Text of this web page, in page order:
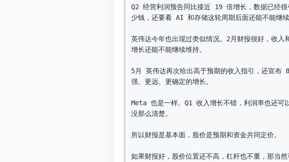
Q2 经营利润预告同比接近 19 倍增长，数据已经
少钱，还要看 AI 和存储这轮周期后面还能不能继续
英伟达今年也出现过类似情况。2月财报很好，收
增长还能不能继续维持。
5月 英伟达再次给出高于预期的收入指引，还宣布
强、更远、更确定的增长。
Meta 也是一样。Q1 收入增长不错，利润率也还
没那么清楚。
所以财报是基本面，股价是预期和资金共同定价。
如果财报好，股价位置还不高，杠杆也不重，那当